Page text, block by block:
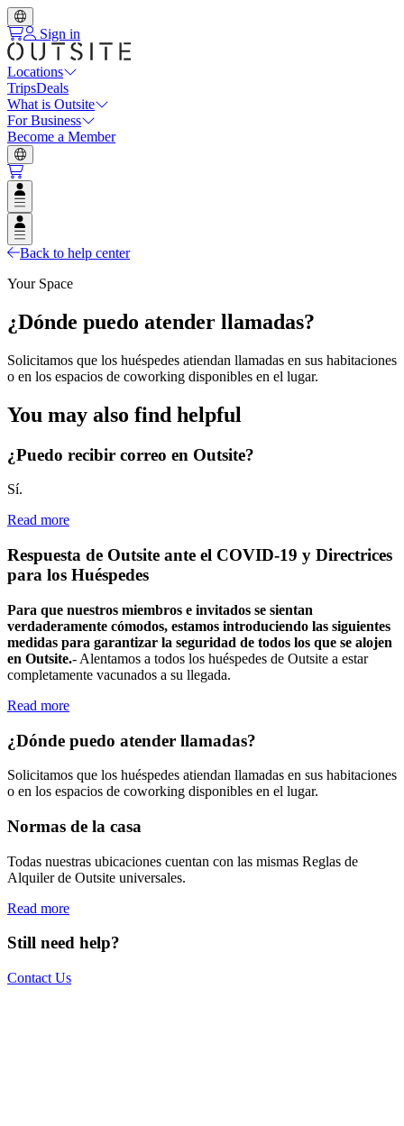
Sign in
Locations
TripsDeals
What is Outsite
For Business
Become a Member
Open user menu
Open user menu
Back to help center
Your Space
¿Dónde puedo atender llamadas?
Solicitamos que los huéspedes atiendan llamadas en sus habitaciones
o en los espacios de coworking disponibles en el lugar.
You may also find helpful
¿Puedo recibir correo en Outsite?
Sí.
Read more
Respuesta de Outsite ante el COVID-19 y Directrices
para los Huéspedes
Para que nuestros miembros e invitados se sientan
verdaderamente cómodos, estamos introduciendo las siguientes
medidas para garantizar la seguridad de todos los que se alojen
en Outsite.- Alentamos a todos los huéspedes de Outsite a estar
completamente vacunados a su llegada.
Read more
¿Dónde puedo atender llamadas?
Solicitamos que los huéspedes atiendan llamadas en sus habitaciones
o en los espacios de coworking disponibles en el lugar.
Normas de la casa
Todas nuestras ubicaciones cuentan con las mismas Reglas de
Alquiler de Outsite universales.
Read more
Still need help?
Contact Us